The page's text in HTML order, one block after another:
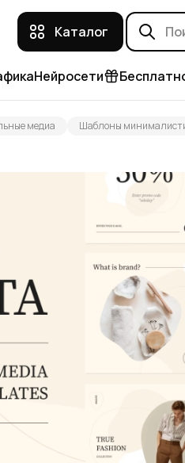
Каталог
Нейросети
Текстуры от ИИ
Иллюстрации от ИИ
Иконки от ИИ
медиа Шаблоны